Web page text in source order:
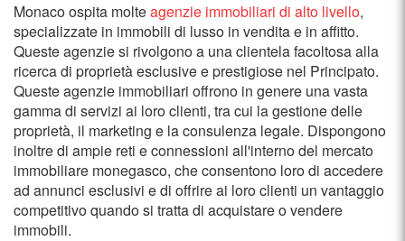
Monaco ospita molteagenzie immobiliari di alto livello,
specializzate in immobili di lusso in vendita e in affitto.
Queste agenzie si rivolgono a una clientela facoltosa alla
ricerca di proprietà esclusive e prestigiose nel Principato.
Queste agenzie immobiliari offrono in genere una vasta
gamma di servizi ai loro clienti, tra cui la gestione delle
proprietà, il marketing e la consulenza legale. Dispongono
inoltre di ampie reti e connessioni all'interno del mercato
immobiliare monegasco, che consentono loro di accedere
ad annunci esclusivi e di offrire ai loro clienti un vantaggio
competitivo quando si tratta di acquistare o vendere
immobili.